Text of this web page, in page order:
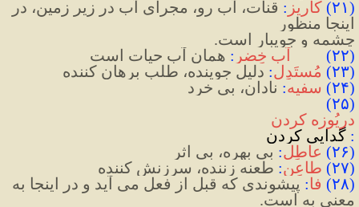
(۲۱) کاریز :
اینجا منظور
چشمه و جویبار است.
(۲۲) آب خِضر : همان آب حیات است
(۲۳) مُستَدِل: دلیل جوینده، طلب برهان کننده
(۲۴) سفیه: نادان، بی خرد
(۲۵)
دریُوزه کردن
: گدایی کردن
(۲۶) عاطِل:‌ بی بهره، بی اثر
(۲۷) طاعِن: طعنه زننده، سرزنش کننده
(۲۸) فا:
معنی به است.